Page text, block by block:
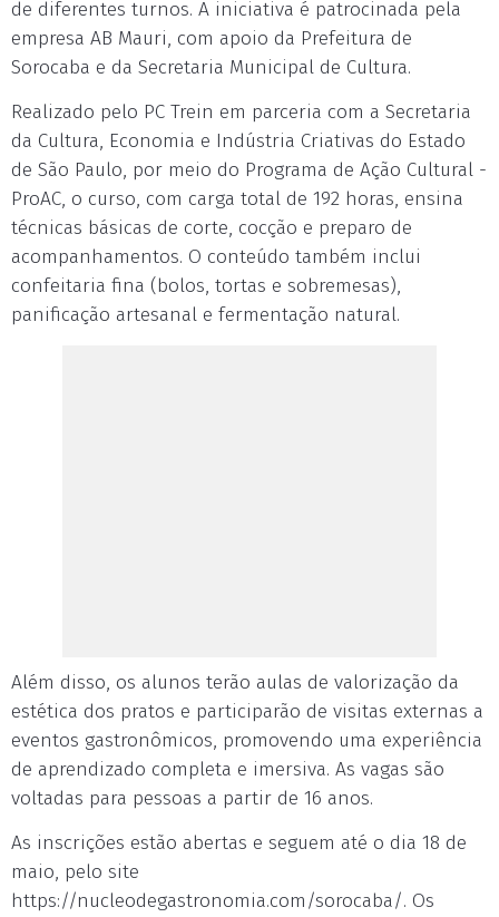
de diferentes turnos. A iniciativa é patrocinada pela
empresa AB Mauri, com apoio da Prefeitura de
Sorocaba e da Secretaria Municipal de Cultura.
Realizado pelo PC Trein em parceria com a Secretaria
da Cultura, Economia e Indústria Criativas do Estado
de São Paulo, por meio do Programa de Ação Cultural -
ProAC, o curso, com carga total de 192 horas, ensina
técnicas básicas de corte, cocção e preparo de
acompanhamentos. O conteúdo também inclui
confeitaria fina (bolos, tortas e sobremesas),
panificação artesanal e fermentação natural.
Além disso, os alunos terão aulas de valorização da
estética dos pratos e participarão de visitas externas a
eventos gastronômicos, promovendo uma experiência
de aprendizado completa e imersiva. As vagas são
voltadas para pessoas a partir de 16 anos.
As inscrições estão abertas e seguem até o dia 18 de
maio, pelo site
https://nucleodegastronomia.com/sorocaba/. Os